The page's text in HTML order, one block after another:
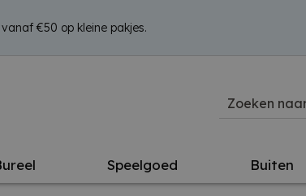
€50 op kleine pakjes.
Speelgoed Buiten